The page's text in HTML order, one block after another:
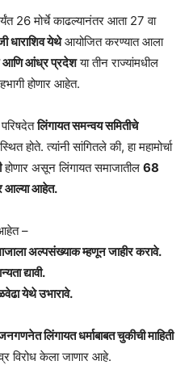
26 मोर्चे काढल्यानंतर आता 27 वा
धाराशिव येथेआयोजित करण्यात आला
आणि आंध्र प्रदेशया तीन राज्यांमधील
होणार आहेत.
लिंगायत समन्वय समितीचे
होते. त्यांनी सांगितले की, हा महामोर्चा
होणार असून लिंगायत समाजातील 68
आल्या आहेत.
–
अल्पसंख्याक म्हणून जाहीर करावे.
द्यावी.
येथे उभारावे.
लिंगायत धर्माबाबत चुकीची माहिती
विरोध केला जाणार आहे.